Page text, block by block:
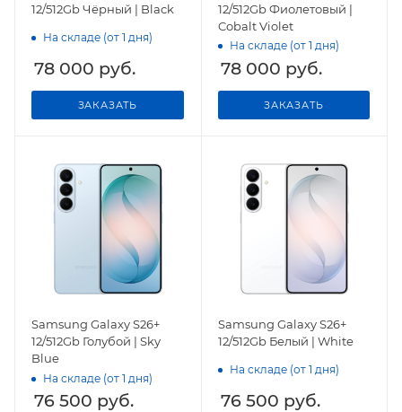
12/512Gb Чёрный | Black
На складе (от 1 дня)
78 000 руб.
ЗАКАЗАТЬ
12/512Gb Фиолетовый |
Cobalt Violet
На складе (от 1 дня)
78 000 руб.
ЗАКАЗАТЬ
Samsung Galaxy S26+
12/512Gb Голубой | Sky
Blue
На складе (от 1 дня)
76 500 руб.
Samsung Galaxy S26+
12/512Gb Белый | White
На складе (от 1 дня)
76 500 руб.